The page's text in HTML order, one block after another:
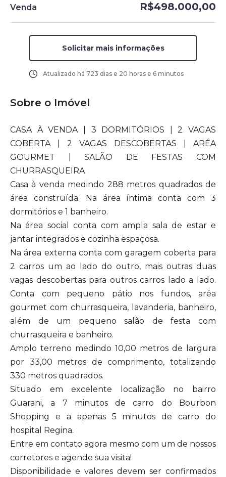
Venda R$498.000,00
Solicitar mais informações
Atualizado há 723 dias e 20 horas e 6 minutos
Sobre o Imóvel
CASA À VENDA | 3 DORMITÓRIOS | 2 VAGAS
COBERTA | 2 VAGAS DESCOBERTAS | ARÉA
GOURMET | SALÃO DE FESTAS COM
CHURRASQUEIRA
Casa à venda medindo 288 metros quadrados de
área construída. Na área íntima conta com 3
dormitórios e 1 banheiro.
Na área social conta com ampla sala de estar e
jantar integrados e cozinha espaçosa.
Na área externa conta com garagem coberta para
2 carros um ao lado do outro, mais outras duas
vagas descobertas para outros carros lado a lado.
Conta com pequeno pátio nos fundos, aréa
gourmet com churrasqueira, lavanderia, banheiro,
além de um pequeno salão de festa com
churrasqueira e banheiro.
Amplo terreno medindo 10,00 metros de largura
por 33,00 metros de comprimento, totalizando
330 metros quadrados.
Situado em excelente localização no bairro
Guarani, a 7 minutos de carro do Bourbon
Shopping e a apenas 5 minutos de carro do
hospital Regina.
Entre em contato agora mesmo com um de nossos
corretores e agende sua visita!
Disponibilidade e valores devem ser confirmados